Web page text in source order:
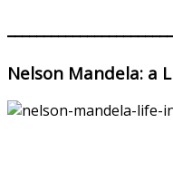
Nelson Mandela: a